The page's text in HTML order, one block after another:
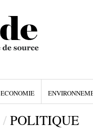
ECONOMIE
/ POLITIQUE